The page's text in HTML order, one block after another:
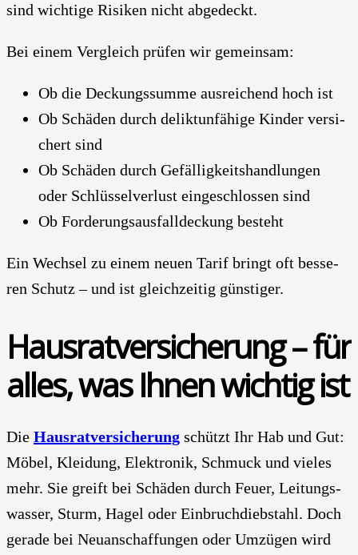
sind wich­ti­ge Risi­ken nicht abge­deckt.
Bei einem Ver­gleich prü­fen wir gemein­sam:
Ob die Deckungs­sum­me aus­rei­chend hoch ist
Ob Schä­den durch delikt­un­fä­hi­ge Kin­der ver­si­
chert sind
Ob Schä­den durch Gefäl­lig­keits­hand­lun­gen
oder Schlüs­sel­ver­lust ein­ge­schlos­sen sind
Ob For­de­rungs­aus­fall­de­ckung besteht
Ein Wech­sel zu einem neu­en Tarif bringt oft bes­se­
ren Schutz – und ist gleich­zei­tig güns­ti­ger.
Haus­rat­ver­si­che­rung – für
alles, was Ihnen wich­tig ist
Die Haus­rat­ver­si­che­rung schützt Ihr Hab und Gut:
Möbel, Klei­dung, Elek­tro­nik, Schmuck und vie­les
mehr. Sie greift bei Schä­den durch Feu­er, Lei­tungs­
was­ser, Sturm, Hagel oder Ein­bruch­dieb­stahl. Doch
gera­de bei Neu­an­schaf­fun­gen oder Umzü­gen wird